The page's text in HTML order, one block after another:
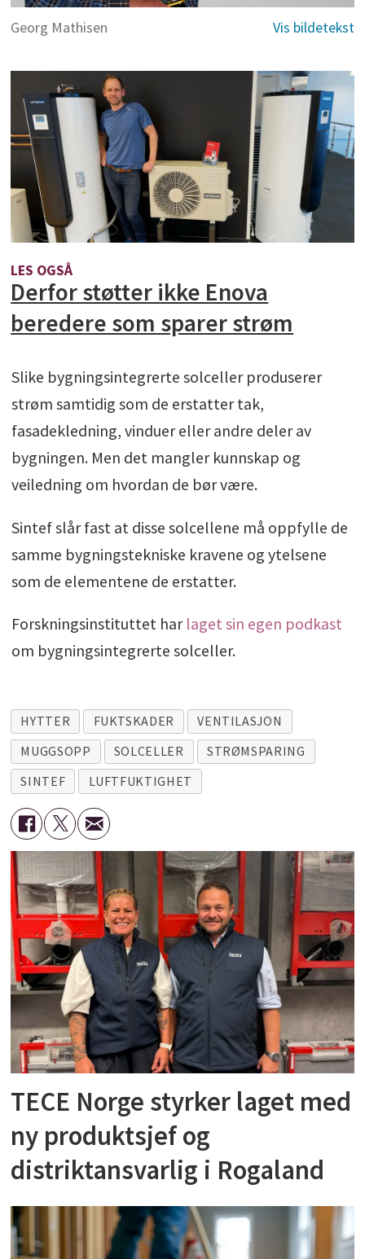
Georg Mathisen
LES OGSÅ
Derfor støtter ikke Enova
beredere som sparer strøm
Slike bygningsintegrerte solceller produserer
strøm samtidig som de erstatter tak,
fasadekledning, vinduer eller andre deler av
bygningen. Men det mangler kunnskap og
veiledning om hvordan de bør være.
Sintef slår fast at disse solcellene må oppfylle de
samme bygningstekniske kravene og ytelsene
som de elementene de erstatter.
Forskningsinstituttet har laget sin egen podkast
om bygningsintegrerte solceller.
HYTTER FUKTSKADER
VENTILASJON
MUGGSOPP
SOLCELLER
STRØMSPARING
SINTEF
LUFTFUKTIGHET
TECE Norge styrker laget med
ny produktsjef og
distriktansvarlig i Rogaland